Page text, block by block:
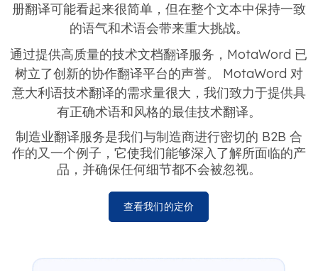
册翻译可能看起来很简单，但在整个文本中保持一致
的语气和术语会带来重大挑战。
通过提供高质量的技术文档翻译服务，MotaWord 已
树立了创新的协作翻译平台的声誉。 MotaWord 对
意大利语技术翻译的需求量很大，我们致力于提供具
有正确术语和风格的最佳技术翻译。
制造业翻译服务是我们与制造商进行密切的 B2B 合
作的又一个例子，它使我们能够深入了解所面临的产
品，并确保任何细节都不会被忽视。
查看我们的定价